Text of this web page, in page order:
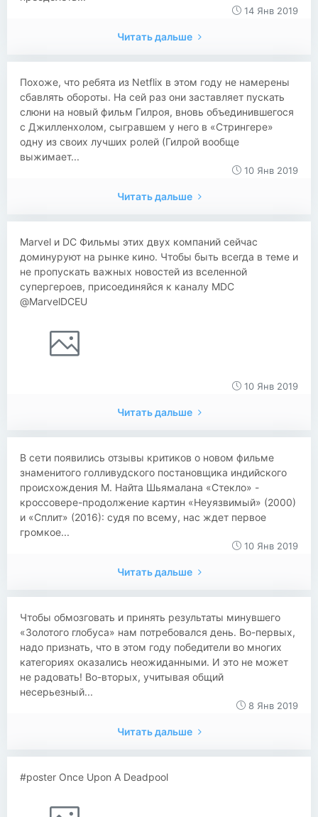
14 Янв 2019
Читать дальше
Похоже, что ребята из Netflix в этом году не намерены
сбавлять обороты. На сей раз они заставляет пускать
слюни на новый фильм Гилроя, вновь объединившегося
с Джилленхолом, сыгравшем у него в «Стрингере»
одну из своих лучших ролей (Гилрой вообще
выжимает...
10 Янв 2019
Читать дальше
Marvel и DC Фильмы этих двух компаний сейчас
доминуруют на рынке кино. Чтобы быть всегда в теме и
не пропускать важных новостей из вселенной
супергероев, присоединяйся к каналу MDC
@MarvelDCEU
10 Янв 2019
Читать дальше
​​В сети появились отзывы критиков о новом фильме
знаменитого голливудского постановщика индийского
происхождения М. Найта Шьямалана «Стекло» -
кроссовере-продолжение картин «Неуязвимый» (2000)
и «Сплит» (2016): судя по всему, нас ждет первое
громкое...
10 Янв 2019
Читать дальше
​​Чтобы обмозговать и принять результаты минувшего
«Золотого глобуса» нам потребовался день. Во-первых,
надо признать, что в этом году победители во многих
категориях оказались неожиданными. И это не может
не радовать! Во-вторых, учитывая общий
несерьезный...
8 Янв 2019
Читать дальше
#poster Once Upon A Deadpool